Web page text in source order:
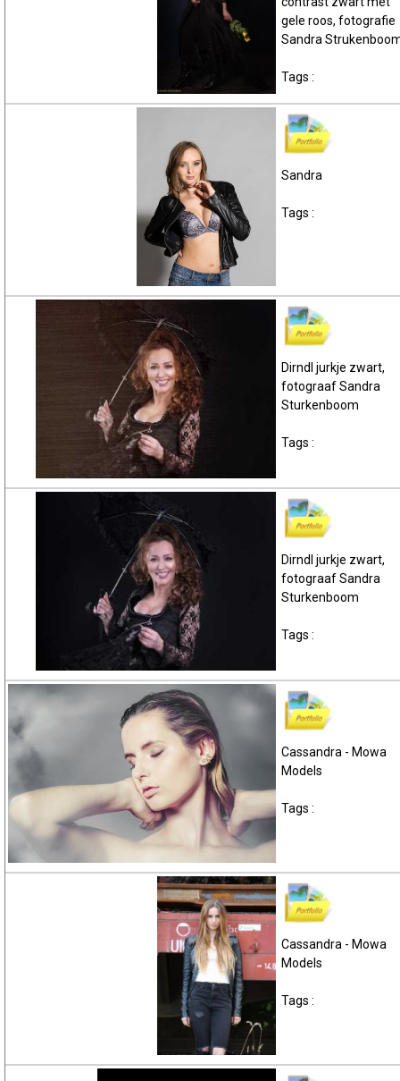
gele roos, fotografie
Sandra
Tags :
Sandra
Tags :
Dirndl jurkje zwart,
fotograaf Sandra
Sturkenboom
Tags :
Dirndl jurkje zwart,
fotograaf Sandra
Sturkenboom
Tags :
Cassandra - Mowa
Models
Tags :
Cassandra - Mowa
Models
Tags :